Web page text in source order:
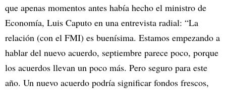
que apenas momentos antes había hecho el ministro de
Economía, Luis Caputo en una entrevista radial: “La
relación (con el FMI) es buenísima. Estamos empezando a
hablar del nuevo acuerdo, septiembre parece poco, porque
los acuerdos llevan un poco más. Pero seguro para este
año. Un nuevo acuerdo podría significar fondos frescos,